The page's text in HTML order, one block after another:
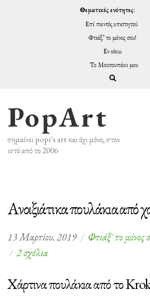
Θεματικές ενότητες:
Επί παντός επιστητού
Φτιάξ’ το μόνος σου!
Εν οίκω
Το Μουτουπάκι μου
Expand
PopArt
σημαίνει popi's art και όχι μόνο, στον
ιστό από το 2006
Ανοιξιάτικα πουλάκια από
13 Μαρτίου, 2019 Φτιάξ' το μόνος
2 σχόλιαστο
πουλάκια
Χάρτινα πουλάκια από το